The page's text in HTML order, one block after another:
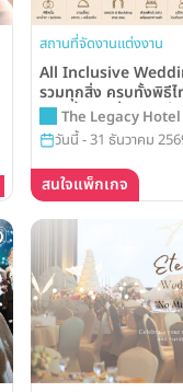
สถานที่จัดงานแต่งงาน
All Inclusive
รวมทุกสิ่ง ครบทั้งพิธีไ
งานเลี้ยงในที่เดียว เริ่ม
129,000 บาท จากโรง
Hotel
The Legacy Hotel
วันนี้ - 31 ธันวาคม
สนใจแพ็กเกจ